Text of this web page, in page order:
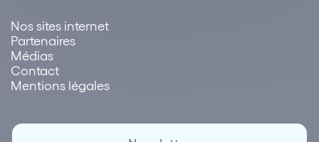
Nos sites internet
Partenaires
Médias
Contact
Mentions légales